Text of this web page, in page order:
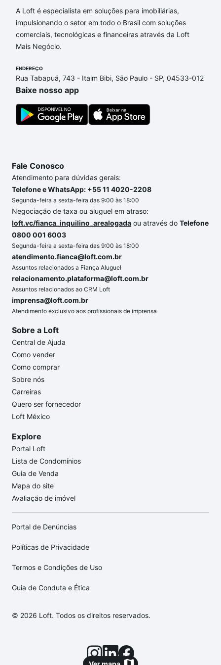
Aqui na Loft temos a oferta ideal para você, com
Imóveis com 4 vagas à venda em Loteamento
Parque São Martinho, Campinas, SP que custam a
partir de R$ 0 e com nossas opções de
adequar ao seu orçamento. Se ainda tem alguma
dúvida dos custos envolvidos no processo de
compra, veja em nosso portal
um apartamento e conte com a gente para comprar
o imóvel dos seus sonhos com segurança e
A Loft é especialista em soluções para imobiliárias,
impulsionando o setor em todo o Brasil com soluções
comerciais, tecnológicas e financeiras através da Loft
Mais Negócio.
ENDEREÇO
Rua Tabapuã, 743 - Itaim Bibi, São Paulo - SP, 04533-012
Baixe nosso app
Fale Conosco
Atendimento para dúvidas gerais:
Telefone e WhatsApp: +55 11 4020-2208
Segunda-feira a sexta-feira das 9:00 às 18:00
Negociação de taxa ou aluguel em atraso:
loft.vc/fianca_inquilino_arealogada ou através do Telefone
0800 001 6003
Segunda-feira a sexta-feira das 9:00 às 18:00
atendimento.fianca@loft.com.br
Assuntos relacionados a Fiança Aluguel
relacionamento.plataforma@loft.com.br
Assuntos relacionados ao CRM Loft
imprensa@loft.com.br
Atendimento exclusivo aos profissionais de imprensa
Sobre a Loft
Central de Ajuda
Como vender
Como comprar
Sobre nós
Carreiras
Quero ser fornecedor
Loft México
Explore
Portal Loft
Lista de Condomínios
Guia de Venda
Mapa do site
Avaliação de imóvel
Portal de Denúncias
Políticas de Privacidade
Termos e Condições de Uso
Guia de Conduta e Ética
© 2026 Loft. Todos os direitos reservados.